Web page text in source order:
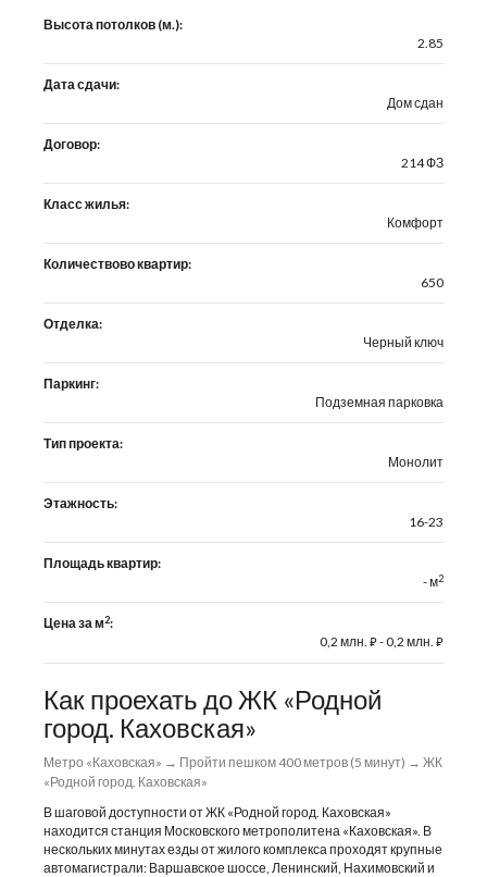
Высота потолков (м.):
2.85
Дата сдачи:
Дом сдан
Договор:
214 ФЗ
Класс жилья:
Комфорт
Количествово квартир:
650
Отделка:
Черный ключ
Паркинг:
Подземная парковка
Тип проекта:
Монолит
Этажность:
16-23
Площадь квартир:
- м2
Цена за м2:
0,2 млн. ⃏- 0,2 млн. ⃏
Как проехать до ЖК «Родной
город. Каховская»
Метро «Каховская» → Пройти пешком 400 метров (5 минут) → ЖК
«Родной город. Каховская»
В шаговой доступности от ЖК «Родной город. Каховская»
находится станция Московского метрополитена «Каховская». В
нескольких минутах езды от жилого комплекса проходят крупные
автомагистрали: Варшавское шоссе, Ленинский, Нахимовский и